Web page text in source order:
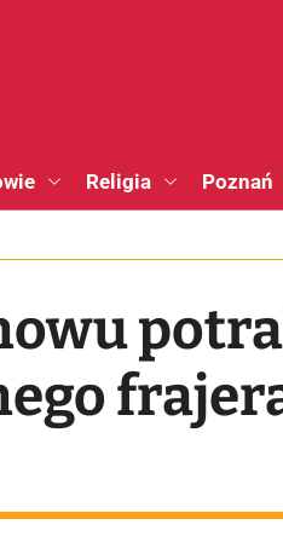
Religia Poznań